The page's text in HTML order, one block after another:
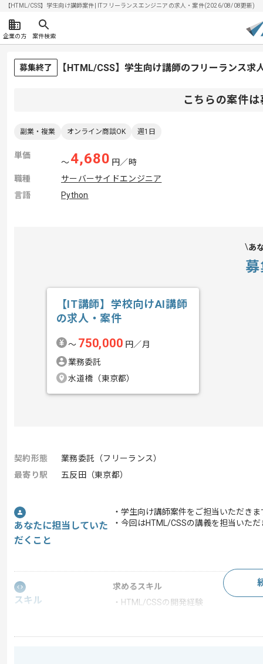
【HTML/CSS】学生向け講師案件| ITフリーランスエンジニアの求人・案件(2026/08/08更新)
企業の方 案件検索
募集終了 【HTML/CSS】学生向け講師のフリーランス求
こちらの案件
副業・複業 オンライン商談OK 週1日
単価
〜4,680 円／時
職種
サーバーサイドエンジニア
言語
Python
あ
【IT講師】学校向けAI講師
の求人・案件
〜 750,000 円／月
業務委託
水道橋（東京都）
契約形態
業務委託（フリーランス）
最寄り駅
五反田（東京都）
あなたに担当していた
だくこと
・学生向け講師案件をご担当いただきま
・今回はHTML/CSSの講義を担当いただ
スキル
求めるスキル
・HTML/CSSの開発経験
・講師経験